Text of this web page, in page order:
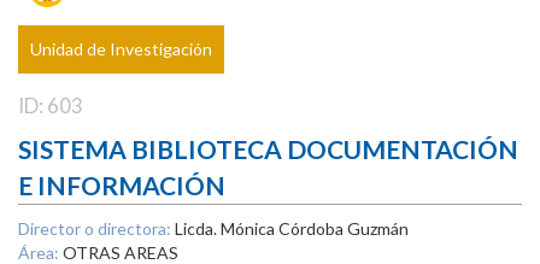
Unidad de Investigación
ID: 603
SISTEMA BIBLIOTECA DOCUMENTACIÓN
E INFORMACIÓN
Director o directora: Licda. Mónica Córdoba Guzmán
Área: OTRAS AREAS